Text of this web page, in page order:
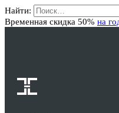
Найти:
Временная скидка 50% на